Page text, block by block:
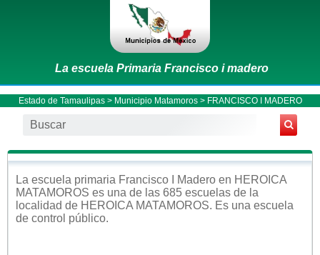
La escuela Primaria Francisco i madero
Estado de Tamaulipas> Municipio Matamoros> FRANCISCO I MADERO
La escuela primaria Francisco I Madero en HEROICA
MATAMOROS es una de las 685 escuelas de la
localidad de HEROICA MATAMOROS. Es una escuela
de control público.